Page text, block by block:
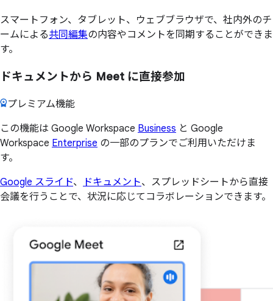
スマートフォン、タブレット、ウェブブラウザで、社内外のチ
ームによる共同編集の内容やコメントを同期することができま
す。
ドキュメントから Meet に直接参加
プレミアム機能
この機能は Google Workspace Business と Google
Workspace Enterprise の一部のプランでご利用いただけま
す。
Google スライド、 ドキュメント、スプレッドシートから直接
会議を行うことで、状況に応じてコラボレーションできます。